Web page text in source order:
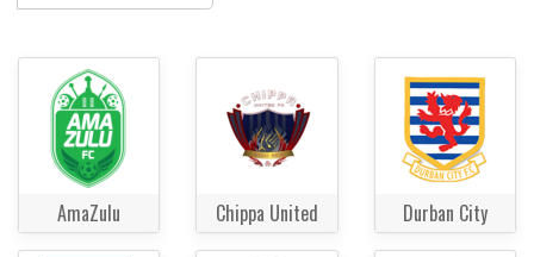
AmaZulu Chippa United Durban City